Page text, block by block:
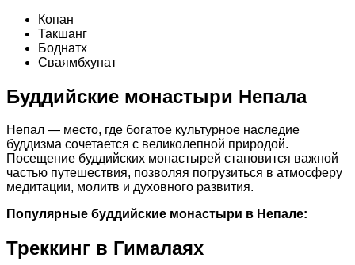
Копан
Такшанг
Боднатх
Сваямбхунат
Буддийские монастыри Непала
Непал — место, где богатое культурное наследие
буддизма сочетается с великолепной природой.
Посещение буддийских монастырей становится важной
частью путешествия, позволяя погрузиться в атмосферу
медитации, молитв и духовного развития.
Популярные буддийские монастыри в Непале:
Треккинг в Гималаях